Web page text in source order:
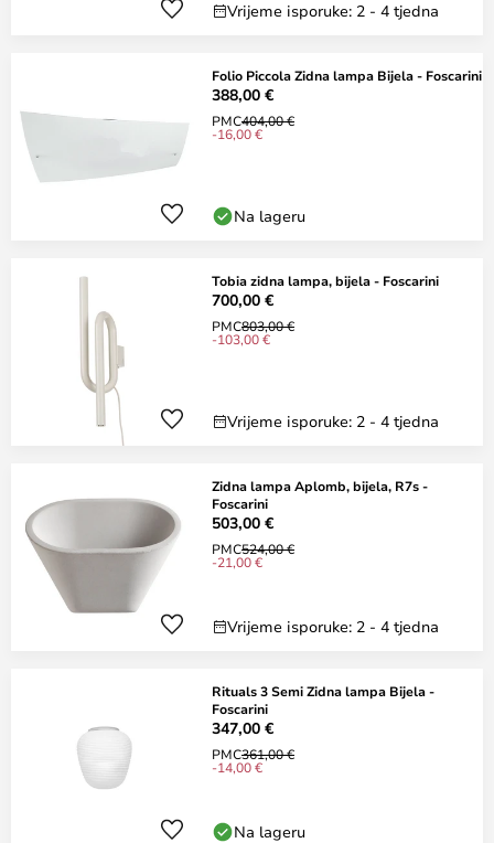
Vrijeme isporuke: 2 - 4 tjedna
Folio Piccola Zidna lampa Bijela - Foscarini
388,00 €
PMC404,00 €
-16,00 €
Na lageru
Tobia zidna lampa, bijela - Foscarini
700,00 €
PMC803,00 €
-103,00 €
Vrijeme isporuke: 2 - 4 tjedna
Zidna lampa Aplomb, bijela, R7s -
Foscarini
503,00 €
PMC524,00 €
-21,00 €
Vrijeme isporuke: 2 - 4 tjedna
Rituals 3 Semi Zidna lampa Bijela -
Foscarini
347,00 €
PMC361,00 €
-14,00 €
Na lageru